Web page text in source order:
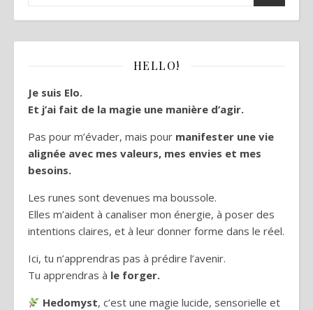
HELLO!
Je suis Elo.
Et j’ai fait de la magie une manière d’agir.
Pas pour m’évader, mais pour manifester une vie
alignée avec mes valeurs, mes envies et mes
besoins.
Les runes sont devenues ma boussole.
Elles m’aident à canaliser mon énergie, à poser des
intentions claires, et à leur donner forme dans le réel.
Ici, tu n’apprendras pas à prédire l’avenir.
Tu apprendras à le forger.
Hedomyst, c’est une magie lucide, sensorielle et